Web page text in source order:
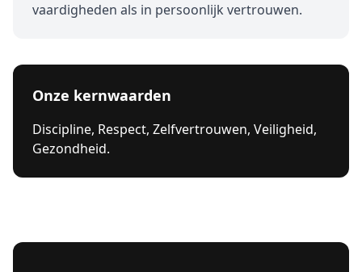
vaardigheden als in persoonlijk vertrouwen.
Onze kernwaarden
Discipline, Respect, Zelfvertrouwen, Veiligheid,
Gezondheid.